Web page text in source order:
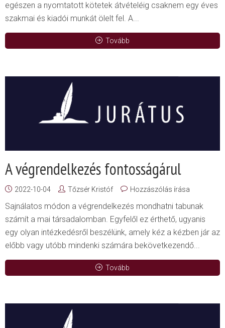
egészen a nyomtatott kötetek átvételéig csaknem egy éves
szakmai és kiadói munkát ölelt fel. A...
Tovább
A végrendelkezés fontosságárul
2022-10-04 Tőzsér Kristóf Hozzászólás írása
Sajnálatos módon a végrendelkezés mondhatni tabunak
számít a mai társadalomban. Egyfelől ez érthető, ugyanis
egy olyan intézkedésről beszélünk, amely kéz a kézben jár az
előbb vagy utóbb mindenki számára bekövetkezendő...
Tovább